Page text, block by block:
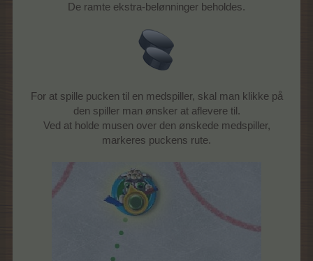
De ramte ekstra-belønninger beholdes.
For at spille pucken til en medspiller, skal man klikke på
den spiller man ønsker at aflevere til.
Ved at holde musen over den ønskede medspiller,
markeres puckens rute.